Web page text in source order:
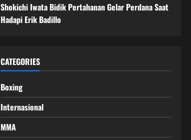
Shokichi Iwata Bidik Pertahanan Gelar Perdana Saat
Hadapi Erik Badillo
CATEGORIES
Boxing
Internasional
MMA